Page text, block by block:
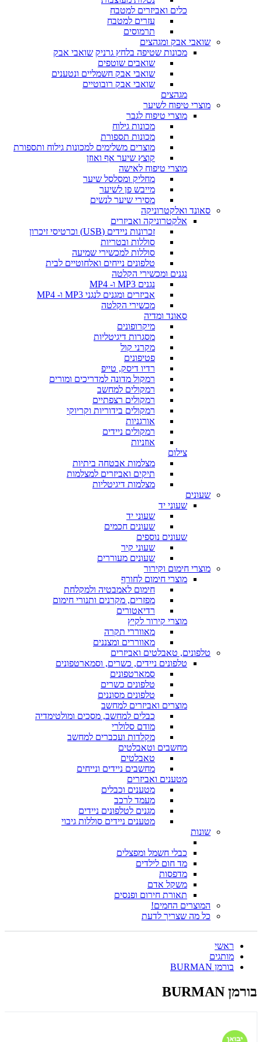
כלים ואביזרים למטבח
עזרים למטבח
תרמוסים
שואבי אבק ומגהצים
מכונות שטיפה בלחץ גרניק שואבי אבק
שואבים שוטפים
שואבי אבק חשמליים ונטענים
שואבי אבק רובוטיים
מגהצים
מוצרי טיפוח לשיער
מוצרי טיפוח לגבר
מכונות גילוח
מכונות תספורת
מוצרים משלימים למכונות גילוח ותספורת
קוצץ שיער אף ואוזן
מוצרי טיפוח לאישה
מחליק ומסלסל שיער
מייבש פן לשיער
מסירי שיער לנשים
סאונד ואלקטרוניקה
אלקטרוניקה ואביזרים
זכרונות ניידים (USB) וכרטיסי זיכרון
סוללות ובטריות
סוללות למכשירי שמיעה
טלפונים נייחים ואלחוטיים לבית
נגנים ומכשירי הקלטה
נגנים MP3 ו- MP4
אביזרים ומגנים לנגני MP3 ו- MP4
מכשירי הקלטה
סאונד ומדיה
מיקרופונים
מסגרות דיגיטליות
מקרני קול
פטיפונים
רדיו דיסק, טייפ
רמקול מדונה למדריכים ומורים
רמקולים למחשב
רמקולים רצפתיים
רמקולים בידוריות וקריוקי
אורגניות
רמקולים ניידים
אוזניות
צילום
מצלמות אבטחה ביתיות
תיקים ואביזרים למצלמות
מצלמות דיגיטליות
שעונים
שעוני יד
שעוני יד
שעונים חכמים
שעונים נוספים
שעוני קיר
שעונים מעוררים
מוצרי חימום וקירור
מוצרי חימום לחורף
חימום לאמבטיה ולמקלחת
מפזרים, מקרנים ותנורי חימום
רדיאטורים
מוצרי קירור לקיץ
מאווררי תקרה
מאווררים ומצננים
טלפונים, טאבלטים ואביזרים
טלפונים ניידים, כשרים, וסמארטפונים
סמארטפונים
טלפונים כשרים
טלפונים מסוננים
מוצרים ואביזרים למחשב
כבלים למחשב, מסכים ומולטימדיה
מודם סלולרי
מקלדות ועכברים למחשב
מחשבים וטאבלטים
טאבלטים
מחשבים ניידים ונייחים
מטענים ואביזרים
מטענים וכבלים
מעמד לרכב
מגנים לטלפונים ניידים
מטענים ניידים סוללות גיבוי
שונות
כבלי חשמל ומפצלים
מד חום לילדים
מדפסות
משקל אדם
תאורת חירום ופנסים
המוצרים החמים!
כל מה שצריך לדעת
ראשי
מותגים
בורמן BURMAN
בורמן BURMAN